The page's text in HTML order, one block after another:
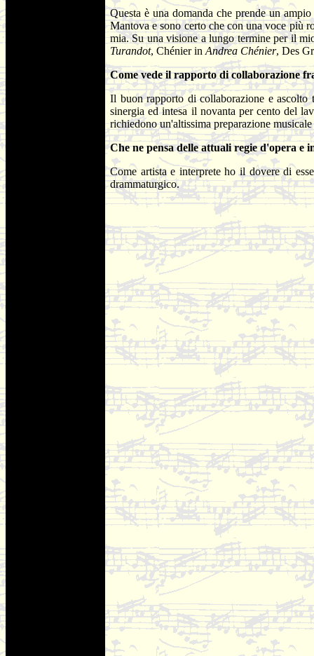
Questa è una domanda che prende un
Mantova e sono certo che con una voce più
mia. Su una visione a lungo termine per il
Turandot, Chénier in Andrea Chénier, Des
Come vede il rapporto di collaborazione
Il buon rapporto di collaborazione e ascolto
sinergia ed intesa il novanta per cento del
richiedono un'altissima preparazione
Che ne pensa delle attuali regie d'opera e
Come artista e interprete ho il dovere di
drammaturgico.